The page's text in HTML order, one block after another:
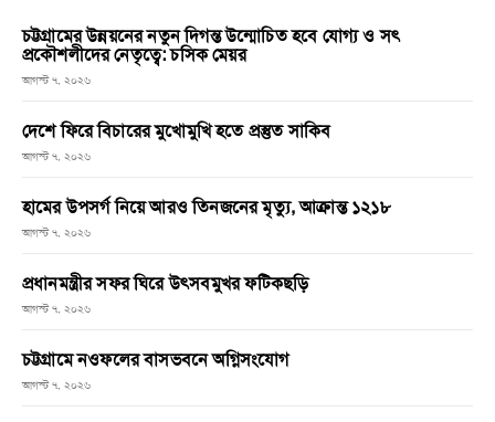
চট্টগ্রামের উন্নয়নের নতুন দিগন্ত উন্মোচিত হবে যোগ্য ও সৎ
প্রকৌশলীদের নেতৃত্বে: চসিক মেয়র
আগস্ট ৭, ২০২৬
দেশে ফিরে বিচারের মুখোমুখি হতে প্রস্তুত সাকিব
আগস্ট ৭, ২০২৬
হামের উপসর্গ নিয়ে আরও তিনজনের মৃত্যু, আক্রান্ত ১২১৮
আগস্ট ৭, ২০২৬
প্রধানমন্ত্রীর সফর ঘিরে উৎসবমুখর ফটিকছড়ি
আগস্ট ৭, ২০২৬
চট্টগ্রামে নওফলের বাসভবনে অগ্নিসংযোগ
আগস্ট ৭, ২০২৬